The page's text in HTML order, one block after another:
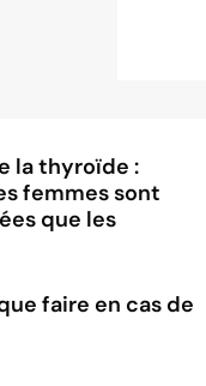
la thyroïde :
femmes sont
que les
faire en cas de